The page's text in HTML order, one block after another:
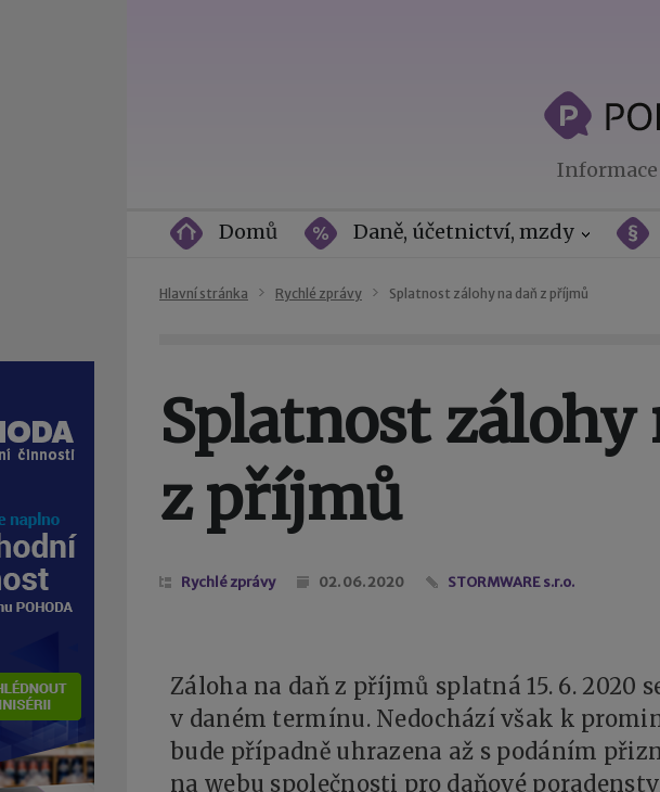
Domů Daně, účetnictví, mzdy
Hlavní stránka Rychlé zprávy Splatnost zálohy na daň z příjmů
Splatnost zálohy
z příjmů
Rychlé zprávy 02. 06. 2020 STORMWARE s.r.o.
Záloha na daň z příjmů splatná 15. 6. 2020
v daném termínu. Nedochází však k
bude případně uhrazena až s podáním
na webu společnosti pro daňové poradenství